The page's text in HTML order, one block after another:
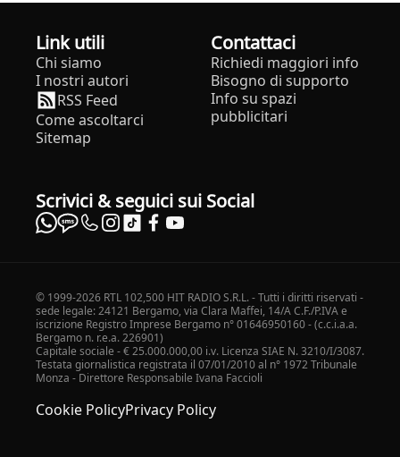
Link utili
Chi siamo
I nostri autori
RSS Feed
Come ascoltarci
Sitemap
Contattaci
Richiedi maggiori info
Bisogno di supporto
Info su spazi
pubblicitari
Scrivici & seguici sui Social
© 1999-2026 RTL 102,500 HIT RADIO S.R.L. - Tutti i diritti riservati -
sede legale: 24121 Bergamo, via Clara Maffei, 14/A C.F./P.IVA e
iscrizione Registro Imprese Bergamo n° 01646950160 - (c.c.i.a.a.
Bergamo n. r.e.a. 226901)
Capitale sociale - € 25.000.000,00 i.v. Licenza SIAE N. 3210/I/3087.
Testata giornalistica registrata il 07/01/2010 al n° 1972 Tribunale
Monza - Direttore Responsabile Ivana Faccioli
Cookie PolicyPrivacy Policy